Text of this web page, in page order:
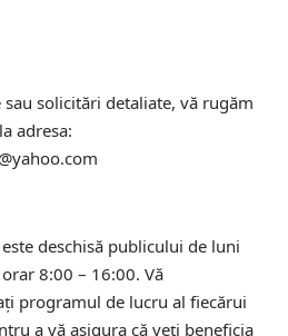
solicitări detaliate, vă rugăm
adresa:
deschisă publicului de luni
8:00 – 16:00. Vă
programul de lucru al fiecărui
a vă asigura că veți beneficia